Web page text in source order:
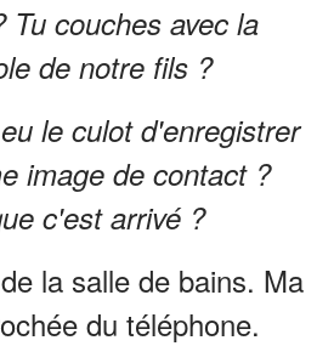
Tu couches avec la
de notre fils ?
le culot d'enregistrer
image de contact ?
c'est arrivé ?
la salle de bains. Ma
du téléphone.